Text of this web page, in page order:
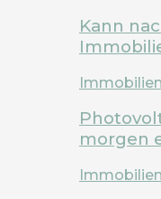
Kann
Immobilien
morgen
Immobilien